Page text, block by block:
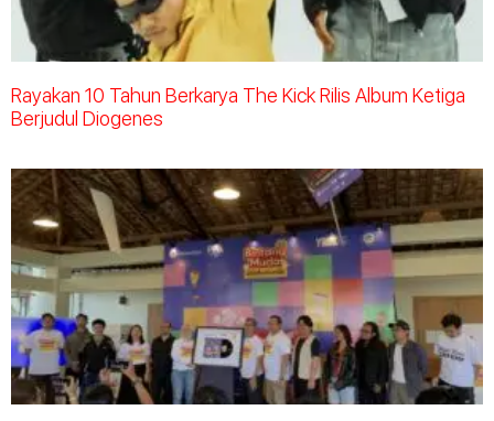
Rayakan 10 Tahun Berkarya The Kick Rilis Album Ketiga
Berjudul Diogenes